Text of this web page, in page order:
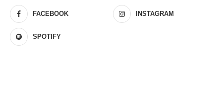
FACEBOOK INSTAGRAM
SPOTIFY